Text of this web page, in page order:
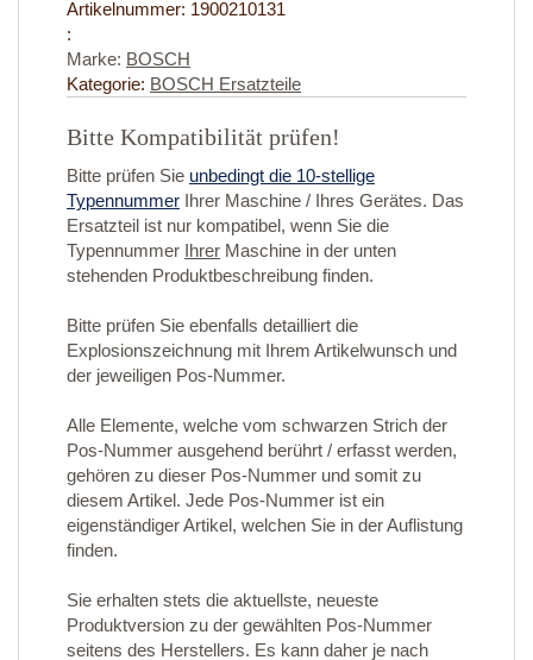
Artikelnummer: 1900210131
:
Marke: BOSCH
Kategorie: BOSCH Ersatzteile
Bitte Kompatibilität prüfen!
Bitte prüfen Sie unbedingt die 10-stellige
Typennummer Ihrer Maschine / Ihres Gerätes. Das
Ersatzteil ist nur kompatibel, wenn Sie die
Typennummer Ihrer Maschine in der unten
stehenden Produktbeschreibung finden.
Bitte prüfen Sie ebenfalls detailliert die
Explosionszeichnung mit Ihrem Artikelwunsch und
der jeweiligen Pos-Nummer.
Alle Elemente, welche vom schwarzen Strich der
Pos-Nummer ausgehend berührt / erfasst werden,
gehören zu dieser Pos-Nummer und somit zu
diesem Artikel. Jede Pos-Nummer ist ein
eigenständiger Artikel, welchen Sie in der Auflistung
finden.
Sie erhalten stets die aktuellste, neueste
Produktversion zu der gewählten Pos-Nummer
seitens des Herstellers. Es kann daher je nach